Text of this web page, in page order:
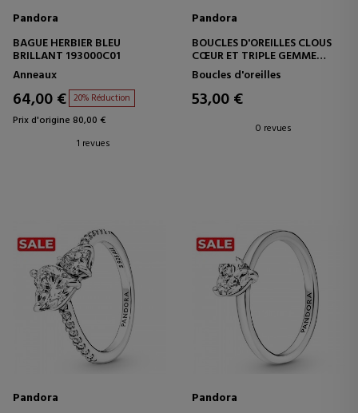
Pandora
BAGUE HERBIER BLEU
BRILLANT 193000C01
Anneaux
64,00 € 20% Réduction
Prix d'origine 80,00 €
1 revues
Pandora
BOUCLES D'OREILLES CLOUS
CŒUR ET TRIPLE GEMME
263003C01
Boucles d'oreilles
53,00 €
0 revues
Pandora
Pandora